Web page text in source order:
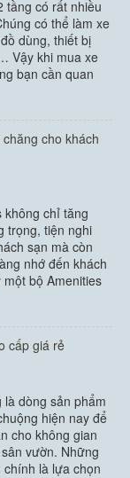
tầng có rất nhiều
có thể làm xe
dùng, thiết bị
Vậy khi mua xe
bạn cần quan
ăn
cho khách
không chỉ tăng
trọng, tiện nghi
sạn mà còn
nhớ đến khách
bộ Amenities
khách sạn
cấp giá rẻ
là dòng sản phẩm
hiện nay để
cho không gian
vườn. Những
là lựa chọn